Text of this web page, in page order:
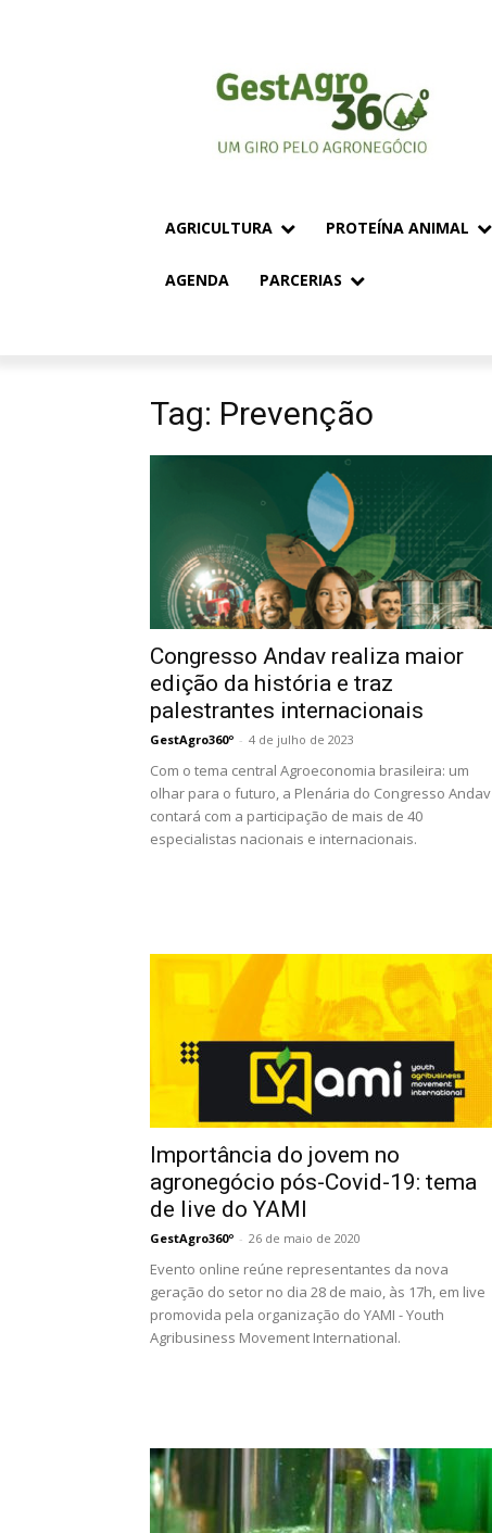
AGRICULTURA PROTEÍNA ANIMAL
AGENDA PARCERIAS
Tag: Prevenção
Congresso Andav realiza maior
edição da história e traz
palestrantes internacionais
GestAgro360º - 4 de julho de 2023
Com o tema central Agroeconomia brasileira: um
olhar para o futuro, a Plenária do Congresso Andav
contará com a participação de mais de 40
especialistas nacionais e internacionais.
Importância do jovem no
agronegócio pós-Covid-19: tema
de live do YAMI
GestAgro360º - 26 de maio de 2020
Evento online reúne representantes da nova
geração do setor no dia 28 de maio, às 17h, em live
promovida pela organização do YAMI - Youth
Agribusiness Movement International.